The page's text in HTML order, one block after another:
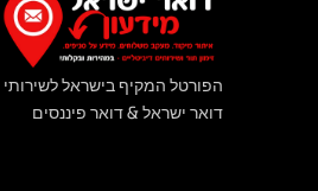
הפורטל המקיף בישראל לשירותי
דואר ישראל & דואר פיננסים